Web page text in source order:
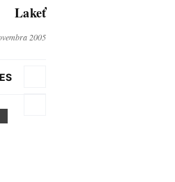
Lakeť
2005